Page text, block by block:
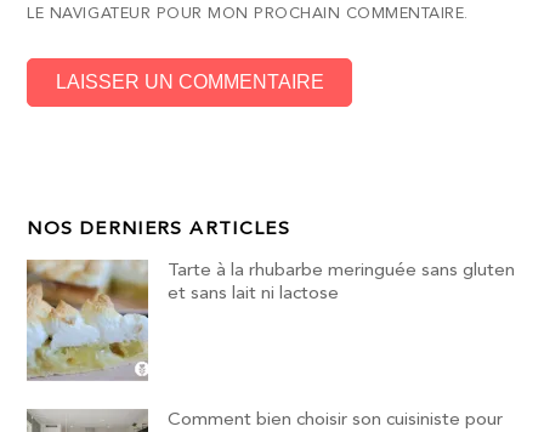
LE NAVIGATEUR POUR MON PROCHAIN COMMENTAIRE.
NOS DERNIERS ARTICLES
Tarte à la rhubarbe meringuée sans gluten
et sans lait ni lactose
Comment bien choisir son cuisiniste pour